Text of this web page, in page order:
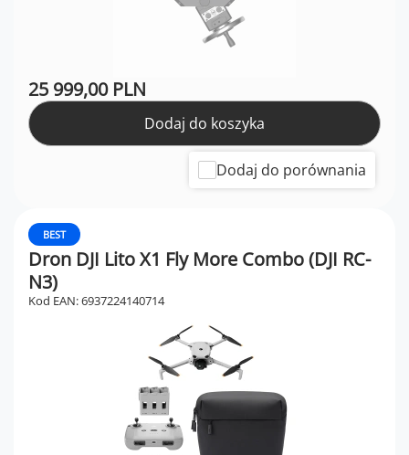
25 999,00 PLN
Dodaj do koszyka
Dodaj do porównania
BEST
Dron DJI Lito X1 Fly More Combo (DJI RC-
N3)
Kod EAN: 6937224140714